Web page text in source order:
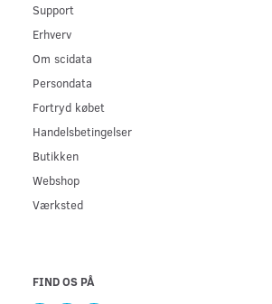
Support
Erhverv
Om scidata
Persondata
Fortryd købet
Handelsbetingelser
Butikken
Webshop
Værksted
FIND OS PÅ